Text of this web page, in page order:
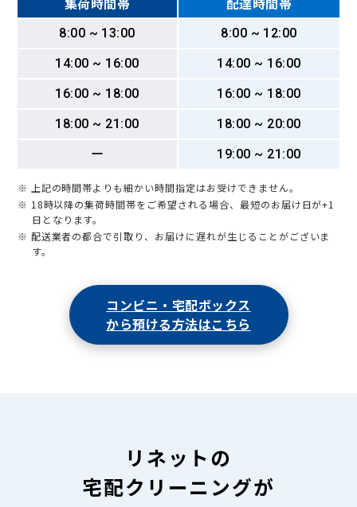
8:00 ~ 13:00
8:00 ~ 12:00
14:00 ~ 16:00
14:00 ~ 16:00
16:00 ~ 18:00
16:00 ~ 18:00
18:00 ~ 21:00
18:00 ~ 20:00
ー
19:00 ~ 21:00
※ 上記の時間帯よりも細かい時間指定はお受けできません。
※ 18時以降の集荷時間帯をご希望される場合、最短のお届け日が+1
日となります。
※ 配送業者の都合で引取り、お届けに遅れが生じることがございま
す。
コンビニ・宅配ボックス
から預ける方法はこちら
リネットの
宅配クリーニングが